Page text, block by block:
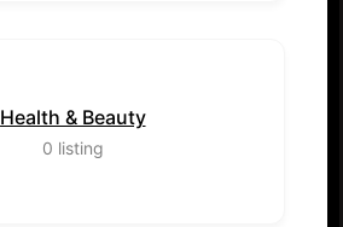
Health & Beauty
0 listing